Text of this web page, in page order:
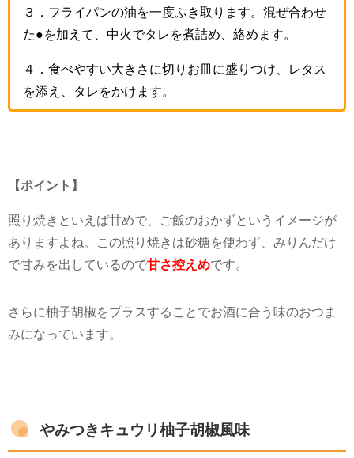
３．フライパンの油を一度ふき取ります。混ぜ合わせ
た●を加えて、中火でタレを煮詰め、絡めます。
４．食べやすい大きさに切りお皿に盛りつけ、レタス
を添え、タレをかけます。
【ポイント】
照り焼きといえば甘めで、ご飯のおかずというイメージが
ありますよね。この照り焼きは砂糖を使わず、みりんだけ
で甘みを出しているので甘さ控えめです。
さらに柚子胡椒をプラスすることでお酒に合う味のおつま
みになっています。
やみつきキュウリ柚子胡椒風味